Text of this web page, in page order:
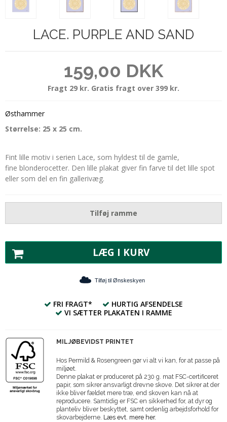
LACE. PURPLE AND SAND
159,00 DKK
Fragt 29 kr. Gratis fragt over 399 kr.
Østhammer
Størrelse: 25 x 25 cm.
Fint lille motiv i serien Lace, som hyldest til de gamle,
fine blonderocetter. Den lille plakat giver fin farve til det lille spot
eller som del en fin gallerivæg.
Tilføj ramme
LÆG I KURV
Tilføj til Ønskeskyen
FRI FRAGT*
HURTIG AFSENDELSE
VI SÆTTER PLAKATEN I RAMME
MILJØBEVIDST PRINTET
Hos Permild & Rosengreen gør vi alt vi kan, for at passe på
miljøet.
Denne plakat er produceret på 230 g. mat FSC-certificeret
papir, som sikrer ansvarligt drevne skove. Det sikrer at der
ikke bliver fældet mere træ, end skoven kan nå at
reproducere. Samtidig er FSC en sikkerhed for, at dyr og
planteliv bliver beskyttet, samt ordenlig arbejdsforhold for
skovarbejderne. Læs evt. mere her.